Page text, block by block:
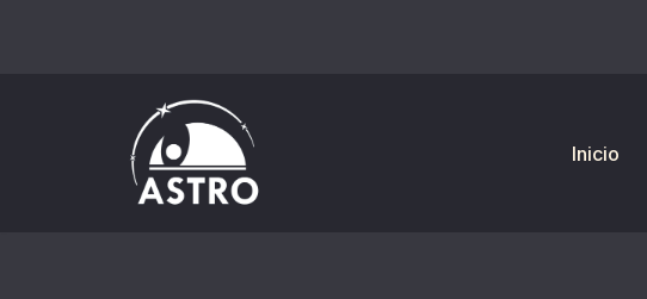
Inicio